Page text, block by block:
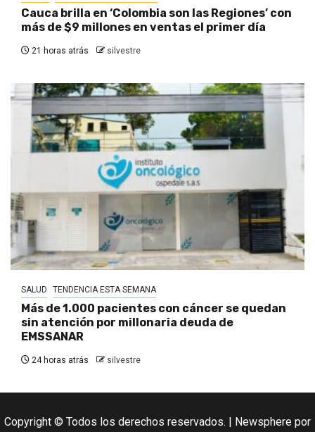
Cauca brilla en ‘Colombia son las Regiones’ con
más de $9 millones en ventas el primer día
21 horas atrás silvestre
SALUD TENDENCIA ESTA SEMANA
Más de 1.000 pacientes con cáncer se quedan
sin atención por millonaria deuda de
EMSSANAR
24 horas atrás silvestre
Copyright © Todos los derechos reservados. | Newsphere por